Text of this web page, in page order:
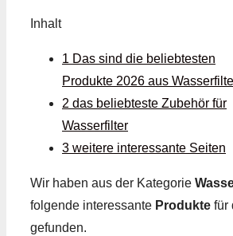
Inhalt
1 Das sind die beliebtesten
Produkte 2026 aus
2 das beliebteste Zubehör für
Wasserfilter
3 weitere interessante Seiten
Wir haben aus der Kategorie
folgende interessante Produkte für
gefunden.